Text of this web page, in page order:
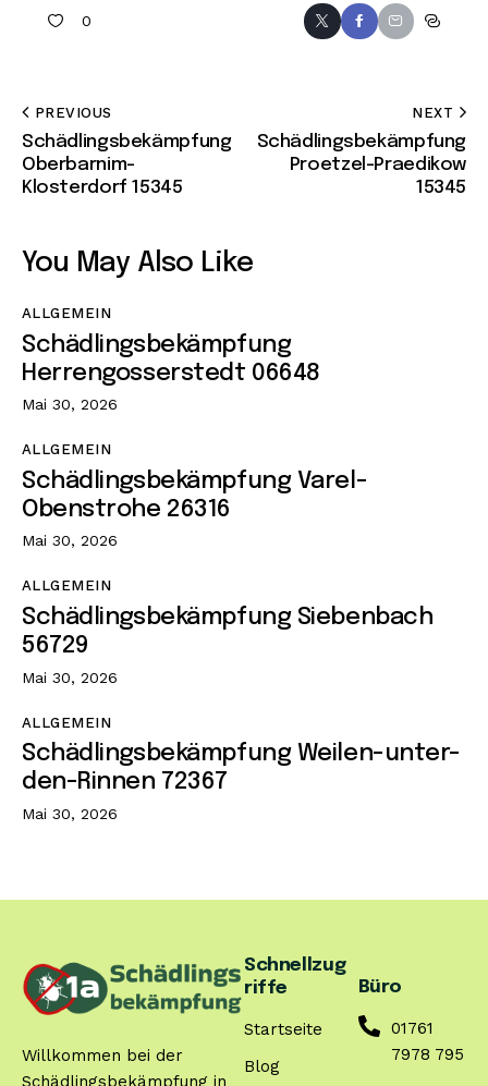
0
PREVIOUS
Schädlingsbekämpfung
Oberbarnim-
Klosterdorf 15345
NEXT
Schädlingsbekämpfung
Proetzel-Praedikow
15345
You May Also Like
ALLGEMEIN
Schädlingsbekämpfung
Herrengosserstedt 06648
Mai 30, 2026
ALLGEMEIN
Schädlingsbekämpfung Varel-
Obenstrohe 26316
Mai 30, 2026
ALLGEMEIN
Schädlingsbekämpfung Siebenbach
56729
Mai 30, 2026
ALLGEMEIN
Schädlingsbekämpfung Weilen-unter-
den-Rinnen 72367
Mai 30, 2026
Willkommen bei der
Schädlingsbekämpfung in
Schnellzug
riffe
Startseite
Blog
Büro
01761
7978 795